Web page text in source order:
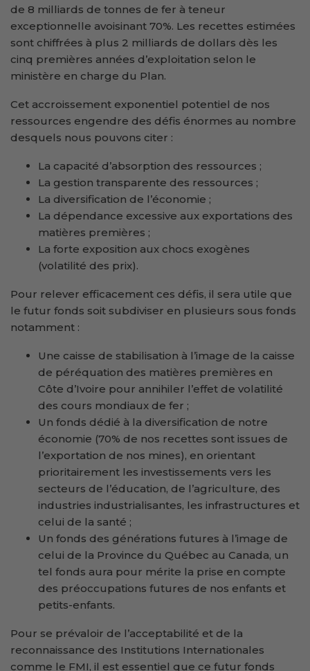
de 8 milliards de tonnes de fer à teneur
exceptionnelle avoisinant 70%. Les recettes estimées
sont chiffrées à plus 2 milliards de dollars dès les
cinq premières années d’exploitation selon le
ministère en charge du Plan.
Cet accroissement exponentiel potentiel de nos
ressources engendre des défis énormes au nombre
desquels nous pouvons citer :
La capacité d’absorption des ressources ;
La gestion transparente des ressources ;
La diversification de l’économie ;
La dépendance excessive aux exportations des
matières premières ;
La forte exposition aux chocs exogènes
(volatilité des prix).
Pour relever efficacement ces défis, il sera utile que
le futur fonds soit subdiviser en plusieurs sous fonds
notamment :
Une caisse de stabilisation à l’image de la caisse
de péréquation des matières premières en
Côte d’Ivoire pour annihiler l’effet de volatilité
des cours mondiaux de fer ;
Un fonds dédié à la diversification de notre
économie (70% de nos recettes sont issues de
l’exportation de nos mines), en orientant
prioritairement les investissements vers les
secteurs de l’éducation, de l’agriculture, des
industries industrialisantes, les infrastructures et
celui de la santé ;
Un fonds des générations futures à l’image de
celui de la Province du Québec au Canada, un
tel fonds aura pour mérite la prise en compte
des préoccupations futures de nos enfants et
petits-enfants.
Pour se prévaloir de l’acceptabilité et de la
reconnaissance des Institutions Internationales
comme le FMI, il est essentiel que ce futur fonds